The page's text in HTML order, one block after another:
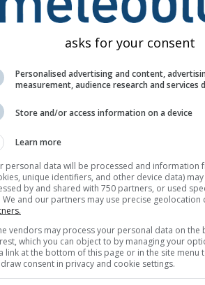
asks for your consent
Personalised advertising and content,
measurement, audience research and services
Store and/or access information on a device
Learn more
personal data will be processed and information
unique identifiers, and other device data)
by and shared with 750 partners, or used
We and our partners may use precise geolocation
vendors may process your personal data on the
which you can object to by managing your
link at the bottom of this page or in the site menu
consent in privacy and cookie settings.